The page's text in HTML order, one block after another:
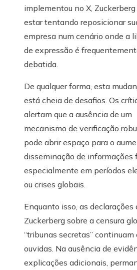
implementou no X,
estar tentando reposicionar
empresa num cenário onde a
de expressão é
debatida.
De qualquer forma, esta
está cheia de desafios. Os
alertam que a ausência de um
mecanismo de verificação
pode abrir espaço para o
disseminação de informações
especialmente em períodos
ou crises globais.
Enquanto isso, as declarações
Zuckerberg sobre a censura
“tribunas secretas” continuam
ouvidas. Na ausência de
explicações adicionais,